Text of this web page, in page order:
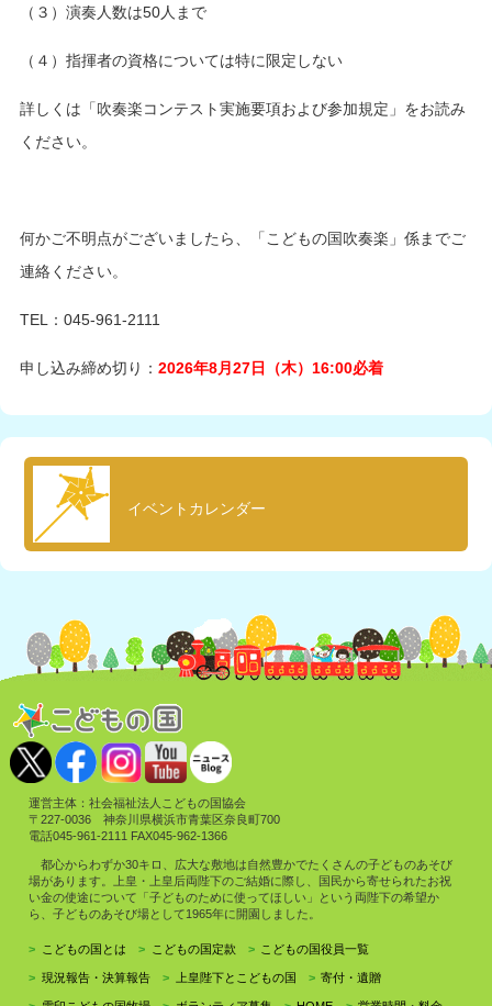
（３）演奏人数は50人まで
（４）指揮者の資格については特に限定しない
詳しくは「吹奏楽コンテスト実施要項および参加規定」をお読み
ください。
何かご不明点がございましたら、「こどもの国吹奏楽」係までご
連絡ください。
TEL：045-961-2111
申し込み締め切り： 2026年8月27日（木）16:00必着
イベントカレンダー
運営主体：社会福祉法人こどもの国協会
〒227-0036 神奈川県横浜市青葉区奈良町700
電話045-961-2111 FAX045-962-1366
都心からわずか30キロ、広大な敷地は自然豊かでたくさんの子どものあそび
場があります。上皇・上皇后両陛下のご結婚に際し、国民から寄せられたお祝
い金の使途について「子どものために使ってほしい」という両陛下の希望か
ら、子どものあそび場として1965年に開園しました。
こどもの国とは こどもの国定款 こどもの国役員一覧
現況報告・決算報告 上皇陛下とこどもの国 寄付・遺贈